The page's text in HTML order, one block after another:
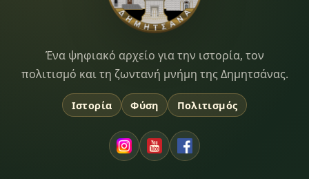
Dimitsana.gr
Ένα ψηφιακό αρχείο για την ιστορία, τον
πολιτισμό και τη ζωντανή μνήμη της Δημητσάνας.
Ιστορία Φύση Πολιτισμός